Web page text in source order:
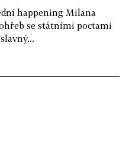
happening Milana
se státními poctami